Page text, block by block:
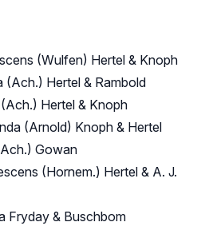
(Wulfen) Hertel & Knoph
(Ach.) Hertel & Rambold
Hertel & Knoph
(Arnold) Knoph & Hertel
Gowan
(Hornem.) Hertel & A. J.
Fryday & Buschbom